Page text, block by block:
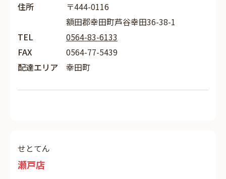
住所
〒444-0116
額田郡幸田町芦谷幸田36-38-1
TEL
0564-83-6133
FAX
0564-77-5439
配達エリア
幸田町
せとてん
瀬戸店